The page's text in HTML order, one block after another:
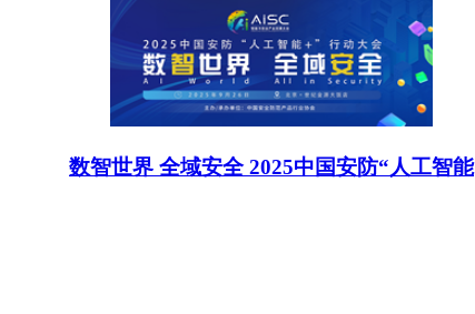
数智世界 全域安全 2025中国安防“人工智能